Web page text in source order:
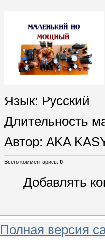
Язык: Русский
Длительность
Автор: AKA
Всего комментариев: 0
Добавлять
Полная версия